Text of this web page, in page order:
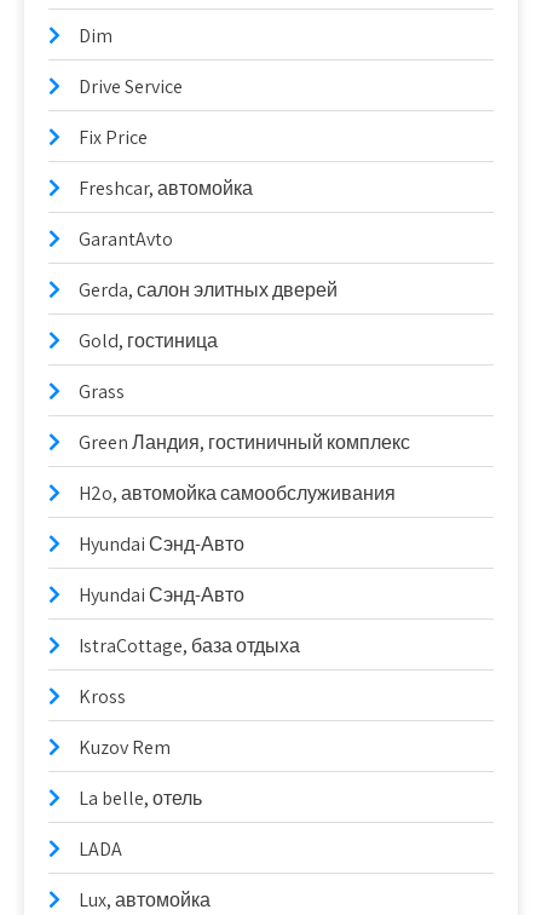
Dim
Drive Service
Fix Price
Freshcar, автомойка
GarantAvto
Gerda, салон элитных дверей
Gold, гостиница
Grass
Green Ландия, гостиничный комплекс
H2o, автомойка самообслуживания
Hyundai Сэнд-Авто
Hyundai Сэнд-Авто
IstraCottage, база отдыха
Kross
Kuzov Rem
La belle, отель
LADA
Lux, автомойка